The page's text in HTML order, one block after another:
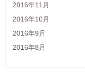
2016年11月
2016年10月
2016年9月
2016年8月